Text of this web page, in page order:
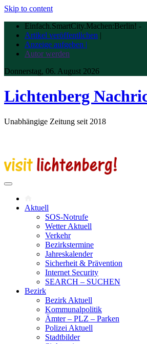
Skip to content
Einfach.SmartCity.Machen:Berlin! -
Artikel veröffentlichen |
Anzeige aufgeben |
Autor werden
Donnerstag, 06. August 2026
Lichtenberg
Unabhängige Zeitung seit 2018
Aktuell
SOS-Notrufe
Wetter Aktuell
Verkehr
Bezirkstermine
Jahreskalender
Sicherheit & Prävention
Internet Security
SEARCH – SUCHEN
Bezirk
Bezirk Aktuell
Kommunalpolitik
Ämter – PLZ – Parken
Polizei Aktuell
Stadtbilder